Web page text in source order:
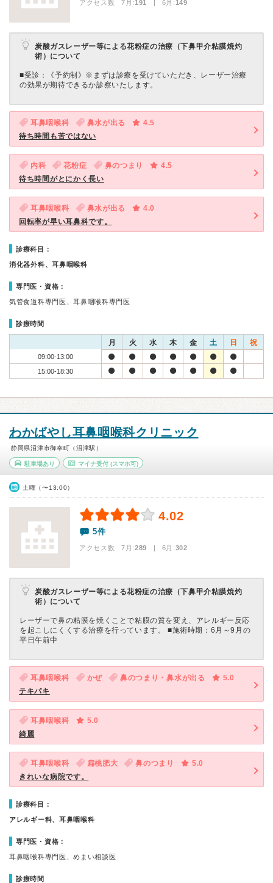
アクセス数 7月:191 | 6月:149
炭酸ガスレーザー等による花粉症の治療（下鼻甲介粘膜焼灼
術）について
■受診：《予約制》※まずは診療を受けていただき、レーザー治療
の効果が期待できるか診察いたします。
耳鼻咽喉科 鼻水が出る
4.5
待ち時間も苦ではない
内科 花粉症 鼻のつまり
4.5
待ち時間がとにかく長い
耳鼻咽喉科 鼻水が出る
4.0
回転率が早い耳鼻科です。
診療科目：
消化器外科、耳鼻咽喉科
専門医・資格：
気管食道科専門医、耳鼻咽喉科専門医
診療時間
月 火 水 木 金 土 日 祝
09:00-13:00
15:00-18:30
わかばやし耳鼻咽喉科クリニック
静岡県沼津市御幸町（沼津駅）
駐車場あり マイナ受付(スマホ可)
土曜（〜13:00）
4.02
5件
アクセス数 7月:289 | 6月:302
炭酸ガスレーザー等による花粉症の治療（下鼻甲介粘膜焼灼
術）について
レーザーで鼻の粘膜を焼くことで粘膜の質を変え、アレルギー反応
を起こしにくくする治療を行っています。 ■施術時期：6月～9月の
平日午前中
耳鼻咽喉科 かぜ 鼻のつまり・鼻水が出る
5.0
テキパキ
耳鼻咽喉科
5.0
綺麗
耳鼻咽喉科 扁桃肥大 鼻のつまり
5.0
きれいな病院です。
診療科目：
アレルギー科、耳鼻咽喉科
専門医・資格：
耳鼻咽喉科専門医、めまい相談医
診療時間